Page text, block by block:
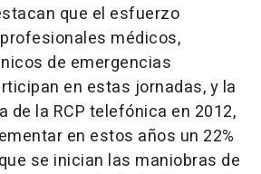
que el esfuerzo
médicos,
de emergencias
en estas jornadas, y la
de la RCP telefónica en 2012,
en estos años un 22%
se inician las maniobras de